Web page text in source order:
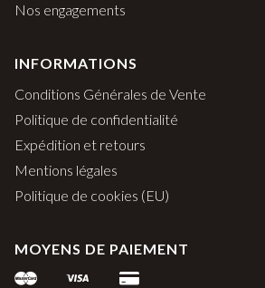
Nos engagements
INFORMATIONS
Conditions Générales de Vente
Politique de confidentialité
Expédition et retours
Mentions légales
Politique de cookies (EU)
MOYENS DE PAIEMENT